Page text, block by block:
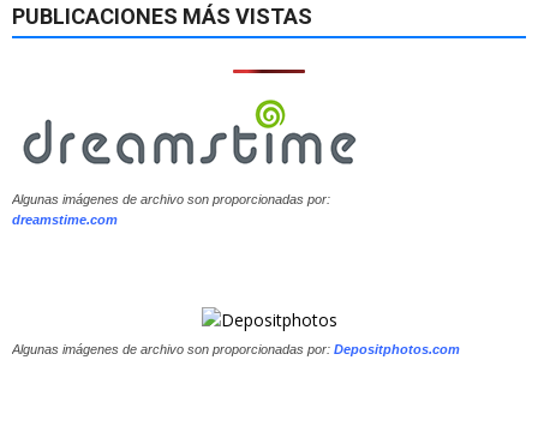
PUBLICACIONES MÁS VISTAS
Algunas imágenes de archivo son proporcionadas por:
dreamstime.com
Algunas imágenes de archivo son proporcionadas por: Depositphotos.com